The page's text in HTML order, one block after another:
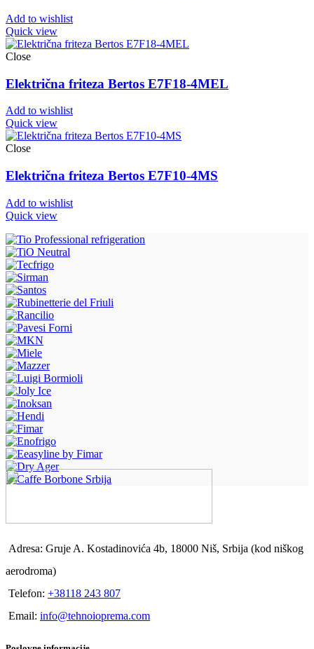
Add to wishlist
Quick view
Close
Električna friteza Bertos E7F18-4MEL
Add to wishlist
Quick view
Close
Električna friteza Bertos E7F10-4MS
Add to wishlist
Quick view
Adresa: Gruje A. Kostadinovića 4b, 18000 Niš, Srbija (kod niškog
aerodroma)
Telefon: +38118 243 807
Email: info@tehnoioprema.com